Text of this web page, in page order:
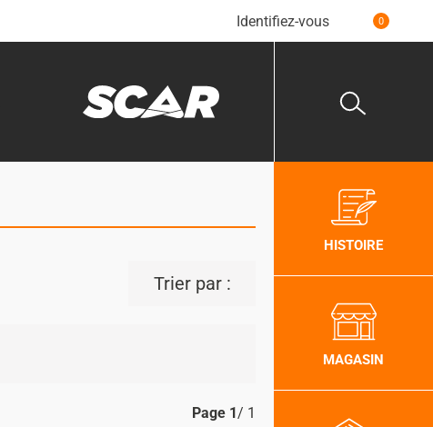
Identifiez-vous 0
Trier par :
Page 1/ 1
HISTOIRE
MAGASIN